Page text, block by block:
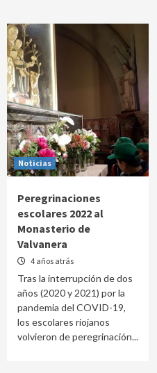
Noticias
Peregrinaciones
escolares 2022 al
Monasterio de
Valvanera
4 años atrás
Tras la interrupción de dos
años (2020 y 2021) por la
pandemia del COVID-19,
los escolares riojanos
volvieron de peregrinación...